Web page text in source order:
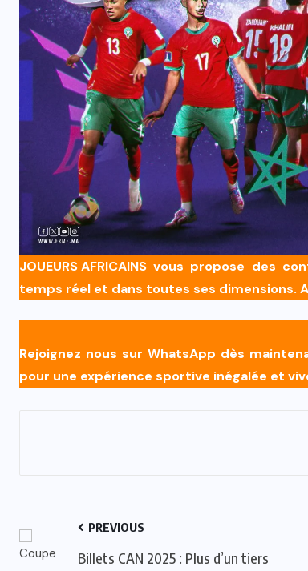
JOUEURS AFRICAINS vous propose des
temps réel et dans toutes ses dimensions.
Rejoignez nous sur WhatsApp dès
pour une expérience sportive inégalée et
PREVIOUS
Billets CAN 2025 : Plus d’un tiers
Luis Figo sort du silence et
la démission immédiate
d’Infantino
5 AOÛT 2026